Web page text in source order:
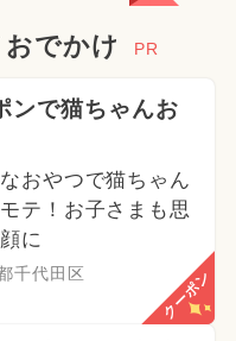
でかけ PR
ンで猫ちゃんお
おやつで猫ちゃん
テ！お子さまも思
に
千代田区 クーポン